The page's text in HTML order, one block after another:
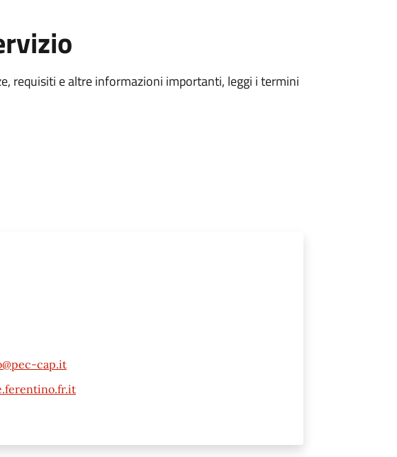
requisiti e altre informazioni importanti, leggi i termini
cap.it